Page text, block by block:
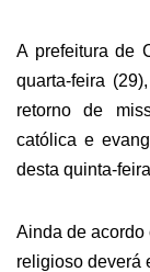
A prefeitura de
quarta-feira
retorno de
católica e
desta quinta-
Ainda de acordo
religioso deverá